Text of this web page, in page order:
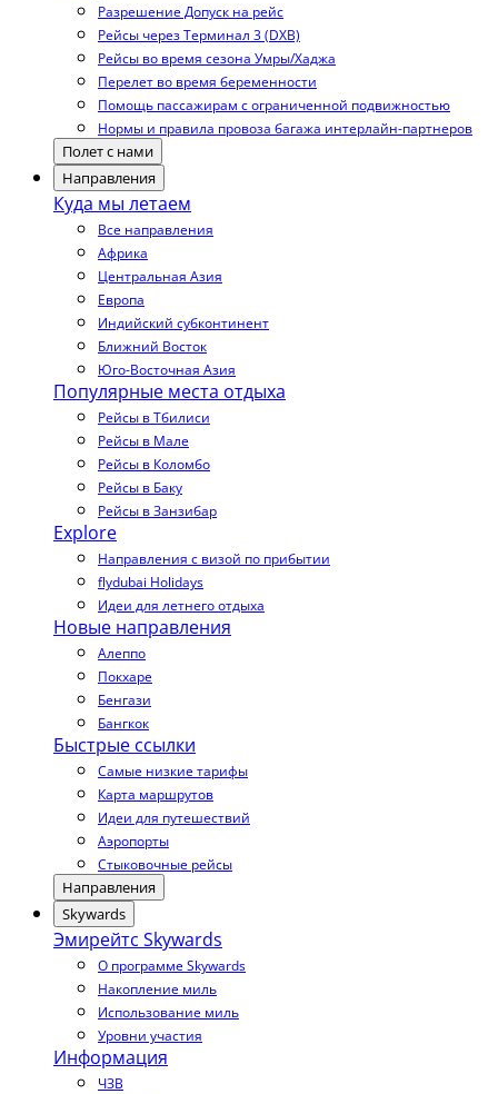
Разрешение Допуск на рейс
Рейсы через Терминал 3 (DXB)
Рейсы во время сезона Умры/Хаджа
Перелет во время беременности
Помощь пассажирам с ограниченной подвижностью
Нормы и правила провоза багажа интерлайн-партнеров
Полет с нами
Направления
Куда мы летаем
Все направления
Африка
Центральная Азия
Европа
Индийский субконтинент
Ближний Восток
Юго-Восточная Азия
Популярные места отдыха
Рейсы в Тбилиси
Рейсы в Мале
Рейсы в Коломбо
Рейсы в Баку
Рейсы в Занзибар
Explore
Направления с визой по прибытии
flydubai Holidays
Идеи для летнего отдыха
Новые направления
Алеппо
Покхаре
Бенгази
Бангкок
Быстрые ссылки
Самые низкие тарифы
Карта маршрутов
Идеи для путешествий
Аэропорты
Стыковочные рейсы
Направления
Skywards
Эмирейтс Skywards
О программе Skywards
Накопление миль
Использование миль
Уровни участия
Информация
ЧЗВ